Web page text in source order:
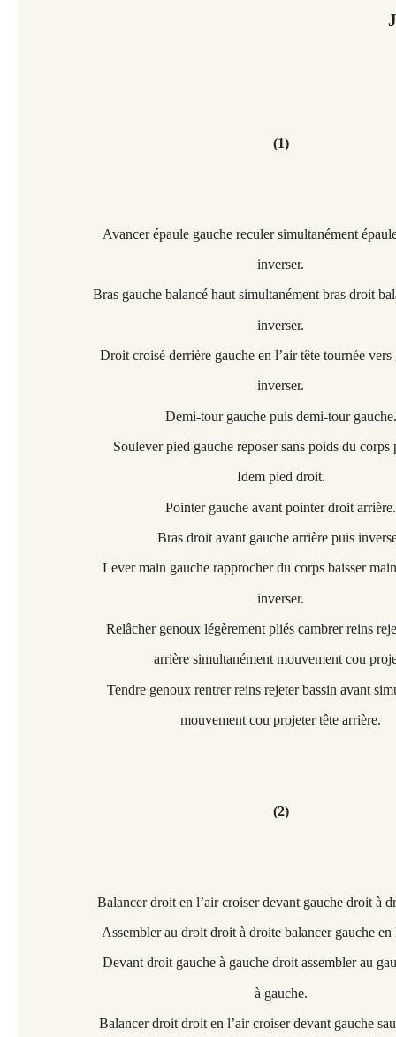
(1)
Avancer épaule gauche reculer simultanément
inverser.
Bras gauche balancé haut simultanément bras droit
inverser.
Droit croisé derrière gauche en l’air tête tournée vers
inverser.
Demi-tour gauche puis demi-tour gauche.
Soulever pied gauche reposer sans poids du corps
Idem pied droit.
Pointer gauche avant pointer droit arrière.
Bras droit avant gauche arrière puis
Lever main gauche rapprocher du corps baisser
inverser.
Relâcher genoux légèrement pliés cambrer reins
arrière simultanément mouvement cou
Tendre genoux rentrer reins rejeter bassin avant
mouvement cou projeter tête arrière.
(2)
Balancer droit en l’air croiser devant gauche droit à
Assembler au droit droit à droite balancer gauche en
Devant droit gauche à gauche droit assembler au
à gauche.
Balancer droit droit en l’air croiser devant gauche